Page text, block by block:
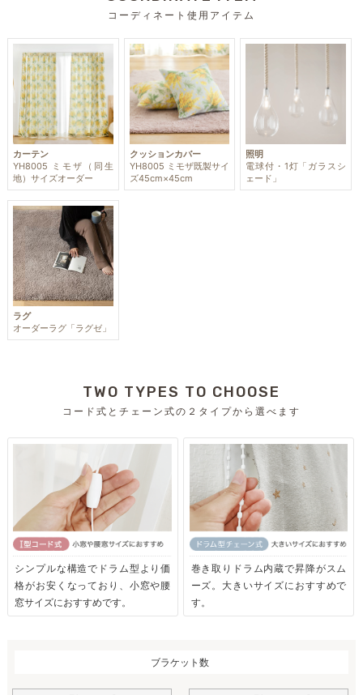
コーディネート使用アイテム
カーテン
YH8005 ミモザ（同生
地）サイズオーダー
クッションカバー
YH8005 ミモザ既製サイ
ズ45cm×45cm
照明
電球付・1灯「ガラスシ
ェード」
ラグ
オーダーラグ「ラグゼ」
TWO TYPES TO CHOOSE
コード式とチェーン式の２タイプから選べます
シンプルな構造でドラム型より価
格がお安くなっており、小窓や腰
窓サイズにおすすめです。
巻き取りドラム内蔵で昇降がスム
ーズ。大きいサイズにおすすめで
す。
ブラケット数